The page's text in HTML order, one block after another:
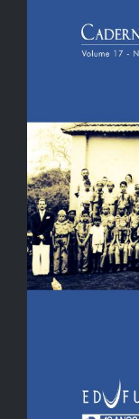
artigos